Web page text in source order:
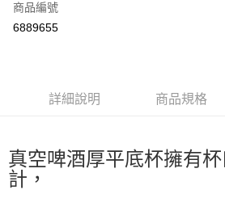
信用卡分期付款
上海商業儲蓄銀行
台北
匯豐（台灣）商業銀行
華泰
聯邦商業銀行
遠東
合作金庫商業銀行
第一商
臺灣中小企業銀行
台中
匯豐（台灣）商業銀行
LINE Pay
Google Pay
AFTEE先享後付
商品編號
6889655
詳細說明 商品規格
真空啤酒厚平底杯擁有
計，